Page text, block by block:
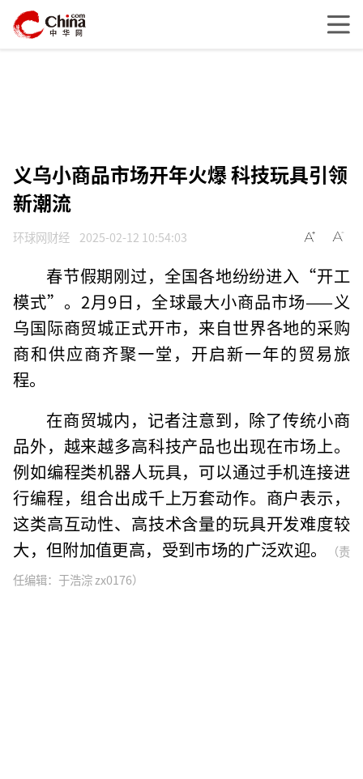
义乌小商品市场开年火爆 科技玩具引领
新潮流
环球网财经 2025-02-12 10:54:03
春节假期刚过，全国各地纷纷进入“开工
模式”。2月9日，全球最大小商品市场——义
乌国际商贸城正式开市，来自世界各地的采购
商和供应商齐聚一堂，开启新一年的贸易旅
程。
在商贸城内，记者注意到，除了传统小商
品外，越来越多高科技产品也出现在市场上。
例如编程类机器人玩具，可以通过手机连接进
行编程，组合出成千上万套动作。商户表示，
这类高互动性、高技术含量的玩具开发难度较
大，但附加值更高，受到市场的广泛欢迎。
（责
任编辑：于浩淙 zx0176）